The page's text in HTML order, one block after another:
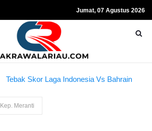
Jumat, 07 Agustus 2026
Tebak Skor Laga Indonesia Vs Bahrain
Resmi Ditahan KPK, Hasto Kristiyanto
Sempat Teriakkan Kata "Merdeka"
Kep. Meranti